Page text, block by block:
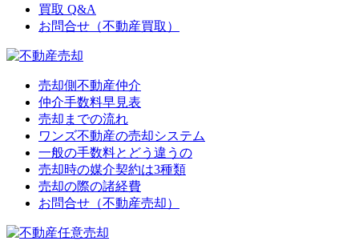
買取 Q&A
お問合せ（不動産買取）
売却側不動産仲介
仲介手数料早見表
売却までの流れ
ワンズ不動産の売却システム
一般の手数料とどう違うの
売却時の媒介契約は3種類
売却の際の諸経費
お問合せ（不動産売却）